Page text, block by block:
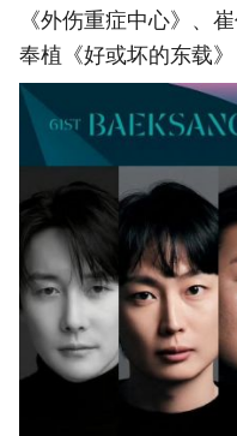
《外伤重症中心》、
奉植《好或坏的东载》